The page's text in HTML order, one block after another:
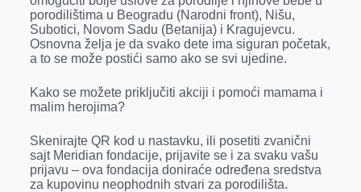
porodilištima u Beogradu (Narodni front), Nišu,
Subotici, Novom Sadu (Betanija) i Kragujevcu.
Osnovna želja je da svako dete ima siguran početak,
a to se može postići samo ako se svi ujedine.
Kako se možete priključiti akciji i pomoći mamama i
malim herojima?
Skenirajte QR kod u nastavku, ili posetiti zvanični
sajt Meridian fondacije, prijavite se i za svaku vašu
prijavu – ova fondacija doniraće određena sredstva
za kupovinu neophodnih stvari za porodilišta.